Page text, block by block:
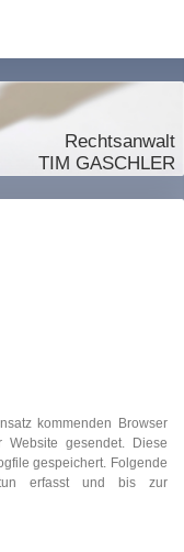
Rechtsanwalt
TIM GASCHLER
kommenden Browser
gesendet. Diese
gespeichert. Folgende
erfasst und bis zur